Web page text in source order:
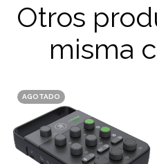
Otros
misma
AGOTADO